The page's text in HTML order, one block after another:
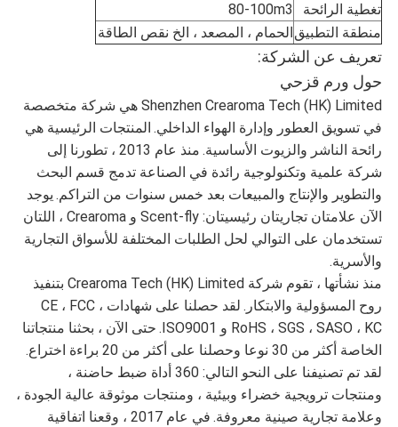
تغطية الرائحة
80-100m3
منطقة التطبيق الحمام ، المصعد ، الخ نقص الطاقة
تعريف عن الشركة:
حول ورم قزحي
Shenzhen Crearoma Tech (HK) Limited هي شركة متخصصة
في تسويق العطور وإدارة الهواء الداخلي. المنتجات الرئيسية هي
رائحة الناشر والزيوت الأساسية.
منذ عام 2013 ، تطورنا إلى
شركة علمية وتكنولوجية رائدة في الصناعة تدمج قسم البحث
والتطوير والإنتاج والمبيعات بعد خمس سنوات من التراكم. يوجد
الآن علامتان تجاريتان رئيسيتان: Scent-fly و Crearoma ، اللتان
تستخدمان على التوالي لحل الطلبات المختلفة للأسواق التجارية
والأسرية.
منذ نشأتها ، تقوم شركة Crearoma Tech (HK) Limited بتنفيذ
روح المسؤولية والابتكار.
لقد حصلنا على شهادات CE ، FCC ،
RoHS ، SGS ، SASO ، KC و ISO9001.
حتى الآن ، بحثنا منتجاتنا
الخاصة أكثر من 30 نوعا وحصلنا على أكثر من 20 براءة اختراع.
لقد تم تصنيفنا على النحو التالي: 360 أداة ضبط حاضنة ،
ومنتجات ترويجية خضراء وبيئية ، ومنتجات موثوقة عالية الجودة ،
وعلامة تجارية صينية معروفة.
في عام 2017 ، وقعنا اتفاقية